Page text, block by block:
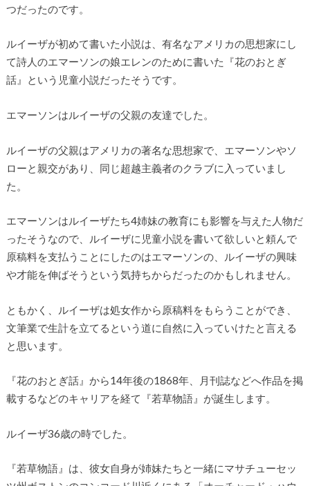
つだったのです。
ルイーザが初めて書いた小説は、有名なアメリカの思想家にし
て詩人のエマーソンの娘エレンのために書いた『花のおとぎ
話』という児童小説だったそうです。
エマーソンはルイーザの父親の友達でした。
ルイーザの父親はアメリカの著名な思想家で、エマーソンやソ
ローと親交があり、同じ超越主義者のクラブに入っていまし
た。
エマーソンはルイーザたち4姉妹の教育にも影響を与えた人物だ
ったそうなので、ルイーザに児童小説を書いて欲しいと頼んで
原稿料を支払うことにしたのはエマーソンの、ルイーザの興味
や才能を伸ばそうという気持ちからだったのかもしれません。
ともかく、ルイーザは処女作から原稿料をもらうことができ、
文筆業で生計を立てるという道に自然に入っていけたと言える
と思います。
『花のおとぎ話』から14年後の1868年、月刊誌などへ作品を掲
載するなどのキャリアを経て『若草物語』が誕生します。
ルイーザ36歳の時でした。
『若草物語』は、彼女自身が姉妹たちと一緒にマサチューセッ